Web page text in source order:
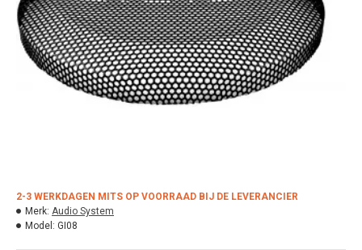
2-3 WERKDAGEN MITS OP VOORRAAD BIJ DE LEVERANCIER
Merk: Audio System
Model: GI08